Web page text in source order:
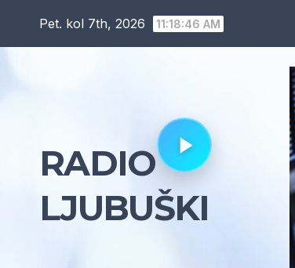
Pet. kol 7th, 2026 11:18:47 AM
RADIO
LJUBUŠKI